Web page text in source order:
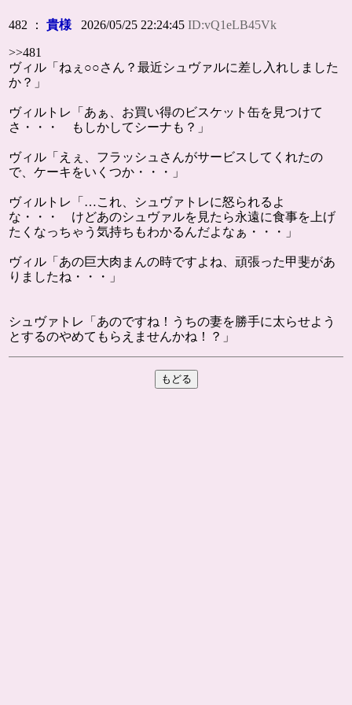
482 ：貴様 2026/05/25 22:24:45ID:vQ1eLB45Vk
>>481
ヴィル「ねぇ○○さん？最近シュヴァルに差し入れしました
か？」
ヴィルトレ「あぁ、お買い得のビスケット缶を見つけて
さ・・・ もしかしてシーナも？」
ヴィル「えぇ、フラッシュさんがサービスしてくれたの
で、ケーキをいくつか・・・」
ヴィルトレ「…これ、シュヴァトレに怒られるよ
な・・・ けどあのシュヴァルを見たら永遠に食事を上げ
たくなっちゃう気持ちもわかるんだよなぁ・・・」
ヴィル「あの巨大肉まんの時ですよね、頑張った甲斐があ
りましたね・・・」
シュヴァトレ「あのですね！うちの妻を勝手に太らせよう
とするのやめてもらえませんかね！？」